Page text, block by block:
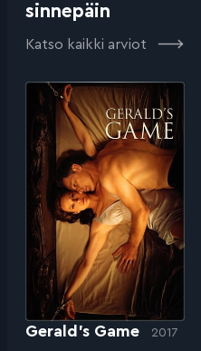
sinnepäin
Katso kaikki arviot
Gerald’s Game 2017